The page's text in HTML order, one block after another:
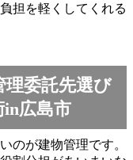
担を軽くしてくれる
委託先選び
広島市
のが建物管理です。